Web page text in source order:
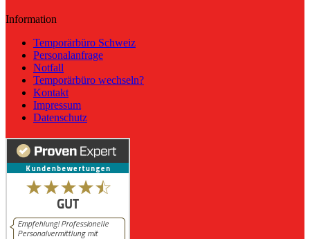
Information
Temporärbüro Schweiz
Personalanfrage
Notfall
Temporärbüro wechseln?
Kontakt
Impressum
Datenschutz